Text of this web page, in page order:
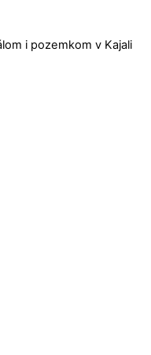
i pozemkom v Kajali